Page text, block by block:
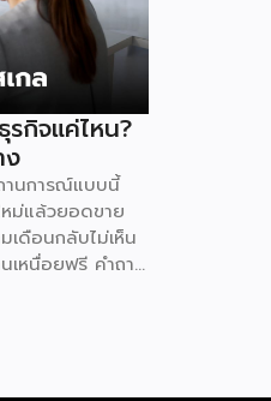
กิจแค่ไหน?
ง
านการณ์แบบนี้
ม่แล้วยอดขาย
เดือนกลับไม่เห็น
เหนื่อยฟรี คำถาม